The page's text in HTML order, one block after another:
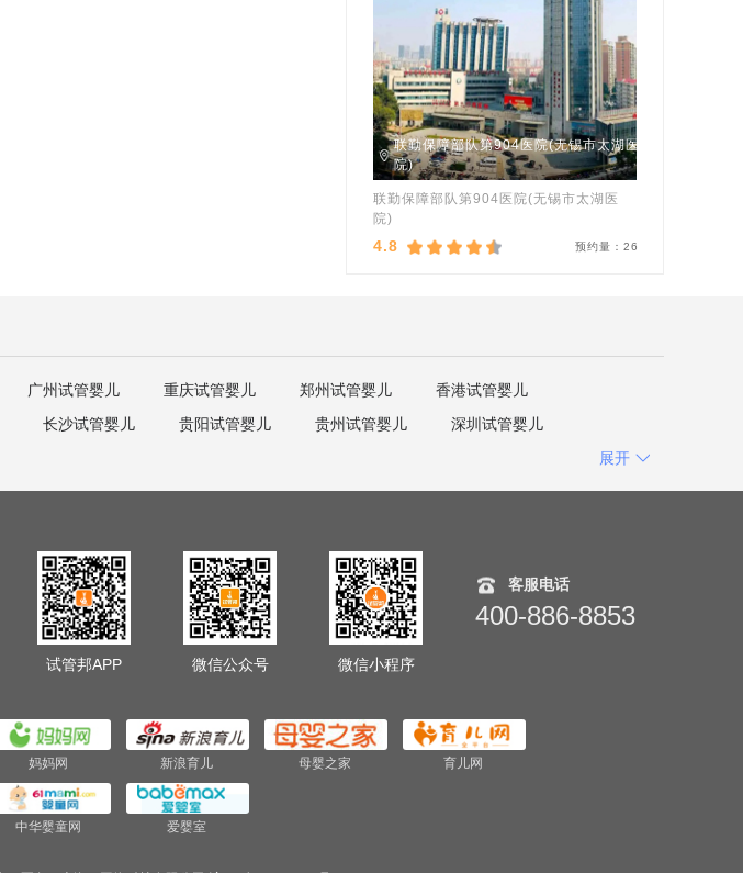
联勤保障部队第904医院(无锡市太湖医
院)
联勤保障部队第904医院(无锡市太湖医
院)
4.8 预约量：26
广州试管婴儿 重庆试管婴儿 郑州试管婴儿
香港试管婴儿
长沙试管婴儿 贵阳试管婴儿 贵州试管婴儿
深圳试管婴儿
展开
试管邦APP 微信公众号 微信小程序
客服电话
400-886-8853
妈妈网 新浪育儿 母婴之家 育儿网
中华婴童网 爱婴室